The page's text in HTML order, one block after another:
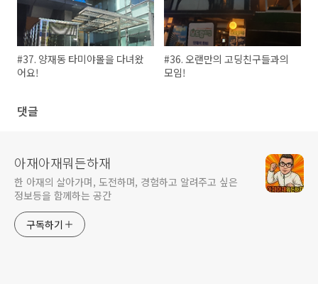
#37. 양재동 타미야몰을 다녀왔
어요!
#36. 오랜만의 고딩친구들과의
모임!
댓글
아재아재뭐든하재
한 아재의 살아가며, 도전하며, 경험하고 알려주고 싶은
정보등을 함께하는 공간
구독하기